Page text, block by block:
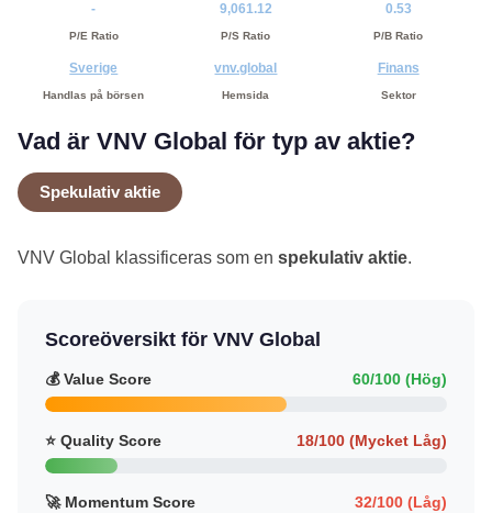
-
P/E Ratio
9,061.12
P/S Ratio
0.53
P/B Ratio
Sverige
Handlas på börsen
vnv.global
Hemsida
Finans
Sektor
Vad är VNV Global för typ av aktie?
Spekulativ aktie
VNV Global klassificeras som en spekulativ aktie.
Scoreöversikt för VNV Global
💰 Value Score 60/100 (Hög)
⭐ Quality Score 18/100 (Mycket Låg)
🚀 Momentum Score 32/100 (Låg)